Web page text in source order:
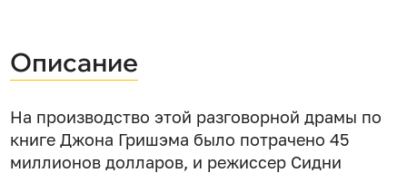
Описание
На производство этой разговорной драмы по
книге Джона Гришэма было потрачено 45
миллионов долларов, и режиссер Сидни